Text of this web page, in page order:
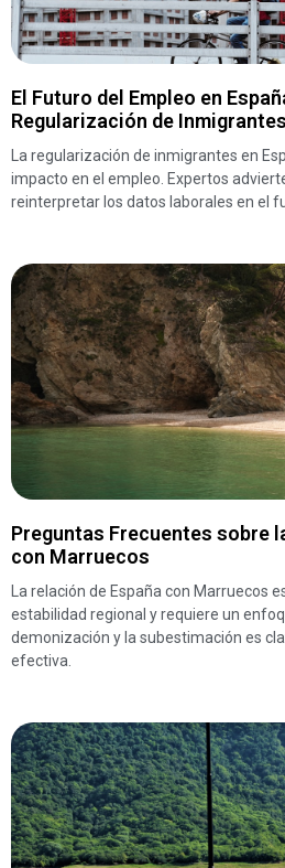
El Futuro del Empleo en
Regularización de Inmigrantes
La regularización de inmigrantes en
impacto en el empleo. Expertos
reinterpretar los datos laborales en el
Preguntas Frecuentes sobre
con Marruecos
La relación de España con Marruecos
estabilidad regional y requiere un
demonización y la subestimación es
efectiva.